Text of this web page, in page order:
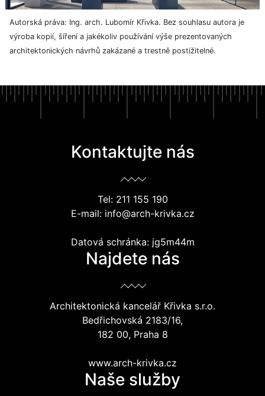
Autorská práva: Ing. arch. Lubomír Křivka. Bez souhlasu autora je
výroba kopií, šíření a jakékoliv používání výše prezentovaných
architektonických návrhů zakázané a trestně postižitelné.
Kontaktujte nás
Tel: 211 155 190
E-mail: info@arch-krivka.cz
Datová schránka: jg5m44m
Najdete nás
Architektonická kancelář Křivka s.r.o.
Bedřichovská 2183/16,
182 00, Praha 8
www.arch-krivka.cz
Naše služby